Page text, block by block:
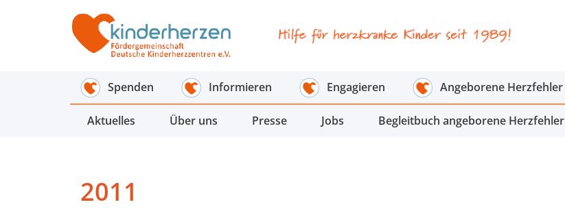
Spenden Informieren Engagieren Angeborene Herzfehler
Aktuelles Über uns Presse Jobs Begleitbuch angeborene Herzfehler
2011